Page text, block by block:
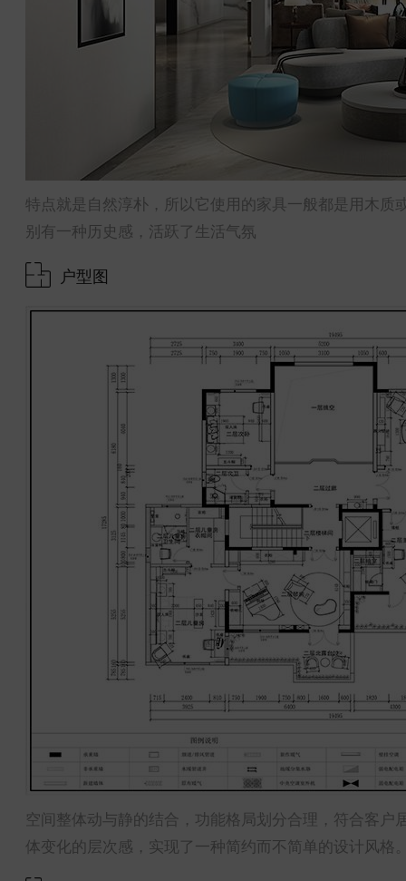
特点就是自然淳朴，所以它使用的家具一般都是用木
别有一种历史感，活跃了生活气氛
户型图
空间整体动与静的结合，功能格局划分合理，符合客
体变化的层次感，实现了一种简约而不简单的设计风格